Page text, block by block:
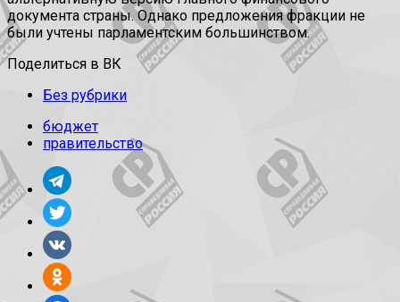
документа страны. Однако предложения фракции не
были учтены парламентским большинством.
Поделиться в ВК
Без рубрики
бюджет
правительство